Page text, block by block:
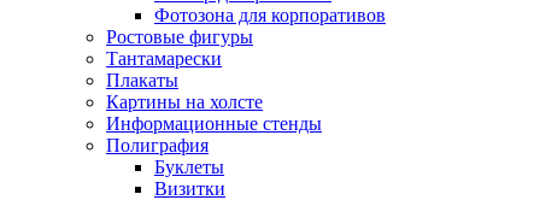
Фотозона для корпоративов
Ростовые фигуры
Тантамарески
Плакаты
Картины на холсте
Информационные стенды
Полиграфия
Буклеты
Визитки